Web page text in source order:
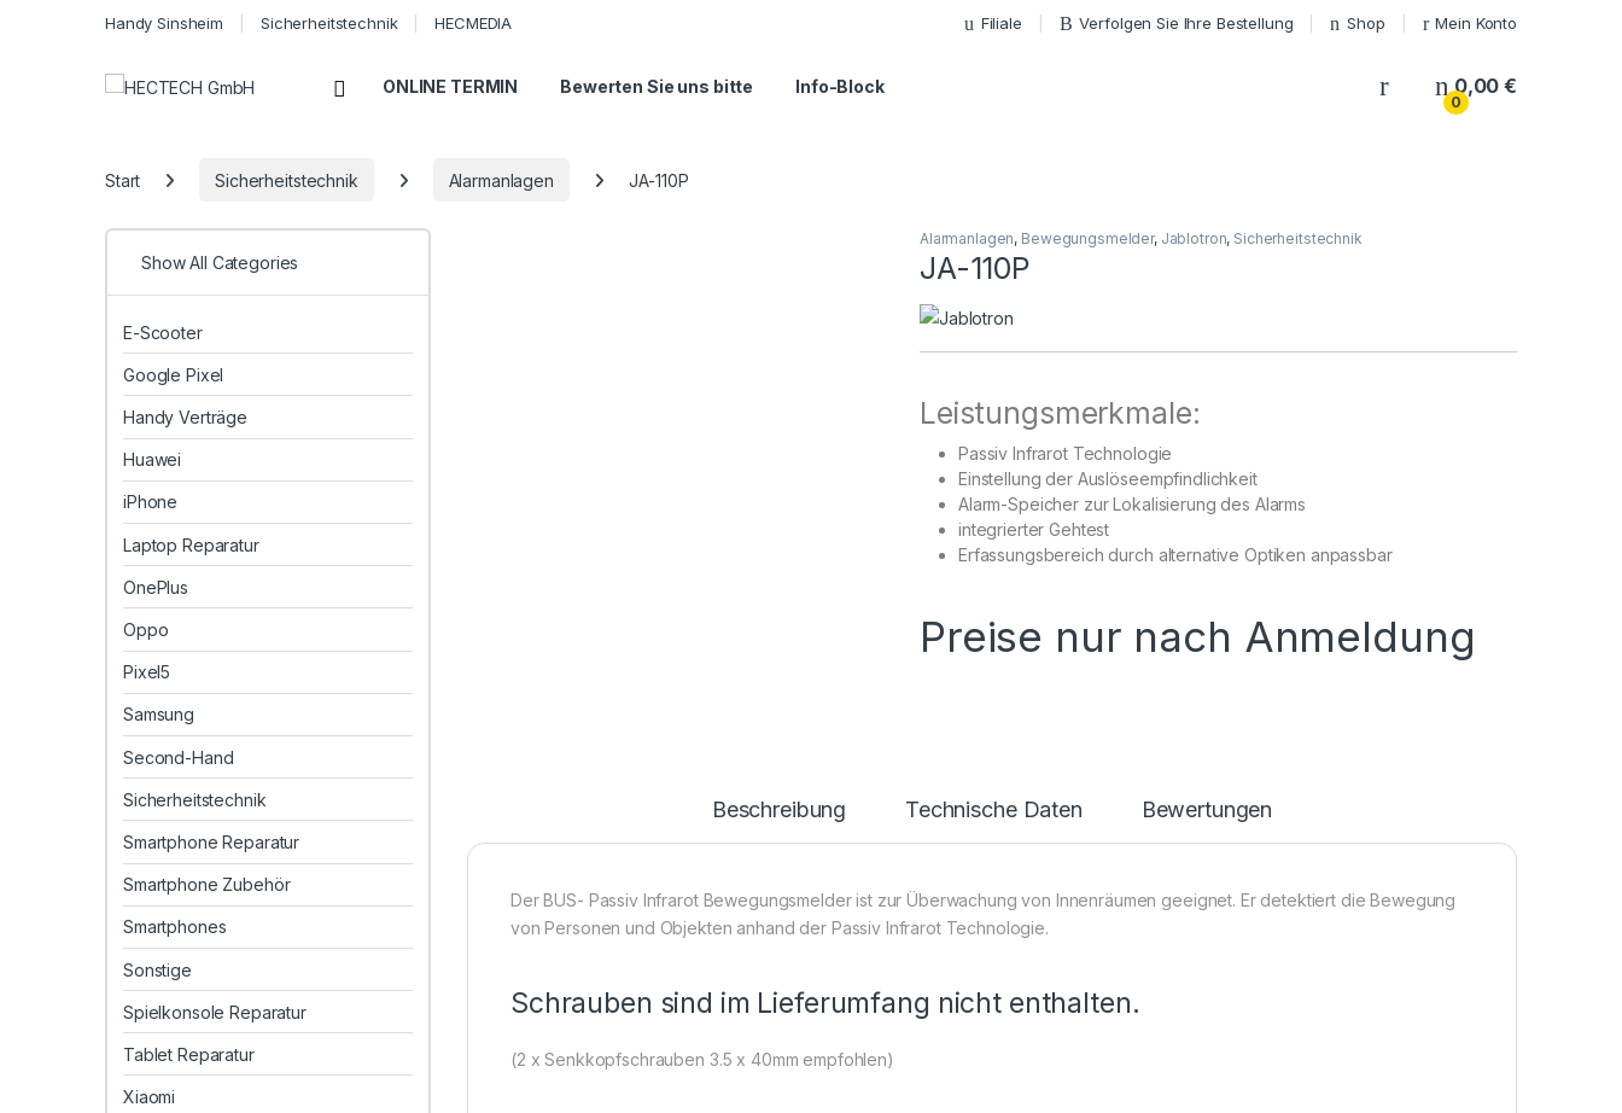
Handy Sinsheim Sicherheitstechnik HECMEDIA Filiale Verfolgen Sie Ihre Bestellung Shop Mein Konto
Open ONLINE TERMIN Bewerten Sie uns bitte Info-Block My Account
0
0,00€
Start Sicherheitstechnik Alarmanlagen JA-110P
Alarmanlagen, Bewegungsmelder, Jablotron, Sicherheitstechnik
JA-110P
Leistungsmerkmale:
Passiv Infrarot Technologie
Einstellung der Auslöseempfindlichkeit
Alarm-Speicher zur Lokalisierung des Alarms
integrierter Gehtest
Erfassungsbereich durch alternative Optiken anpassbar
Preise nur nach Anmeldung
Beschreibung Technische Daten Bewertungen
Der BUS- Passiv Infrarot Bewegungsmelder ist zur Überwachung von Innenräumen geeignet. Er detektiert die Bewegung
von Personen und Objekten anhand der Passiv Infrarot Technologie.
Schrauben sind im Lieferumfang nicht enthalten.
(2 x Senkkopfschrauben 3.5 x 40mm empfohlen)
Show All Categories
E-Scooter
Google Pixel
Handy Verträge
Huawei
iPhone
Laptop Reparatur
OnePlus
Oppo
Pixel5
Samsung
Second-Hand
Sicherheitstechnik
Smartphone Reparatur
Smartphone Zubehör
Smartphones
Sonstige
Spielkonsole Reparatur
Tablet Reparatur
Xiaomi